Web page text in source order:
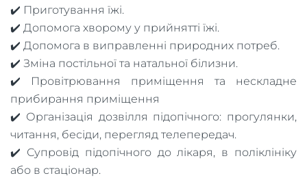
✔️ Приготування їжі.
✔️ Допомога хворому у прийнятті їжі.
✔️ Допомога в виправленні природних потреб.
✔️ Зміна постільної та натальної білизни.
✔️ Провітрювання приміщення та нескладне
прибирання приміщення
✔️ Організація дозвілля підопічного: прогулянки,
читання, бесіди, перегляд телепередач.
✔️ Супровід підопічного до лікаря, в поліклініку
або в стаціонар.